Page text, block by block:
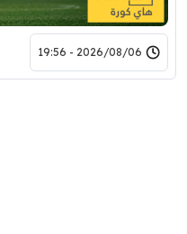
2026/08/06 - 19:56